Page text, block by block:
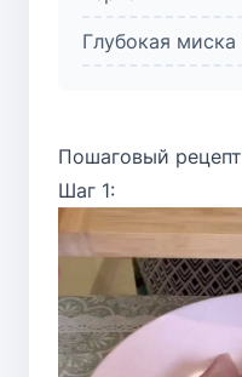
Глубокая миска
Пошаговый рецепт
Шаг 1: